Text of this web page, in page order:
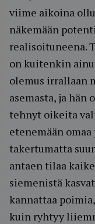
viime aikoina
näkemään
realisoituneena.
on kuitenkin
olemus irrallaan
asemasta, ja hän
tehnyt oikeita
etenemään
takertumatta
antaen tilaa
siemenistä
kannattaa
kuin ryhtyy